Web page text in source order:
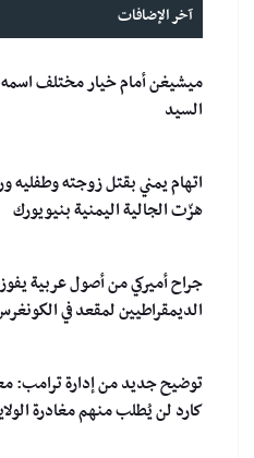
آخر الإضافات
ميشيغن أمام خيار مختلف
السيد
اتهام يمني بقتل زوجته وطفليه
هزّت الجالية اليمنية بنيويورك
جراح أميركي من أصول عربية
الديمقراطيين لمقعد في
توضيح جديد من إدارة ترامب:
كارد لن يُطلب منهم مغادرة